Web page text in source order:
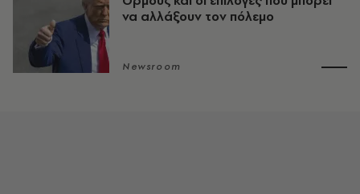
να αλλάξουν τον πόλεμο
Newsroom